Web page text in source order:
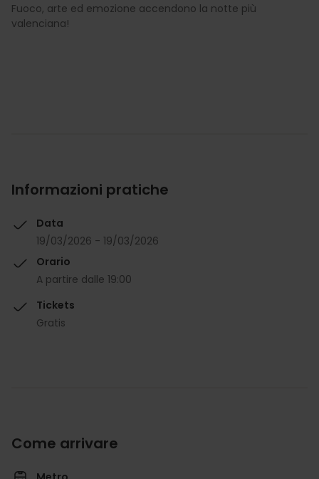
Fuoco, arte ed emozione accendono la notte più
valenciana!
Informazioni pratiche
Data
19/03/2026 - 19/03/2026
Orario
A partire dalle 19:00
Tickets
Gratis
Come arrivare